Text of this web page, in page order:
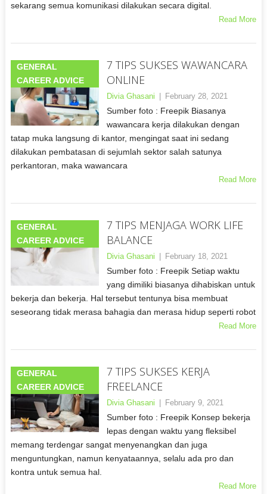
sekarang semua komunikasi dilakukan secara digital.
Read More
GENERAL
CAREER ADVICE
7 TIPS SUKSES WAWANCARA
ONLINE
Divia Ghasani February 28, 2021
Sumber foto : Freepik Biasanya
wawancara kerja dilakukan dengan
tatap muka langsung di kantor, mengingat saat ini sedang
dilakukan pembatasan di sejumlah sektor salah satunya
perkantoran, maka wawancara
Read More
GENERAL
CAREER ADVICE
7 TIPS MENJAGA WORK LIFE
BALANCE
Divia Ghasani February 18, 2021
Sumber foto : Freepik Setiap waktu
yang dimiliki biasanya dihabiskan untuk
bekerja dan bekerja. Hal tersebut tentunya bisa membuat
seseorang tidak merasa bahagia dan merasa hidup seperti robot
Read More
GENERAL
CAREER ADVICE
7 TIPS SUKSES KERJA
FREELANCE
Divia Ghasani February 9, 2021
Sumber foto : Freepik Konsep bekerja
lepas dengan waktu yang fleksibel
memang terdengar sangat menyenangkan dan juga
menguntungkan, namun kenyataannya, selalu ada pro dan
kontra untuk semua hal.
Read More